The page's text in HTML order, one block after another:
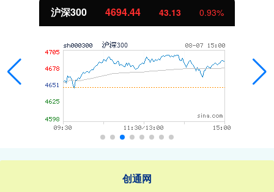
北证50 1134.24 11.37 1.01%
创通网